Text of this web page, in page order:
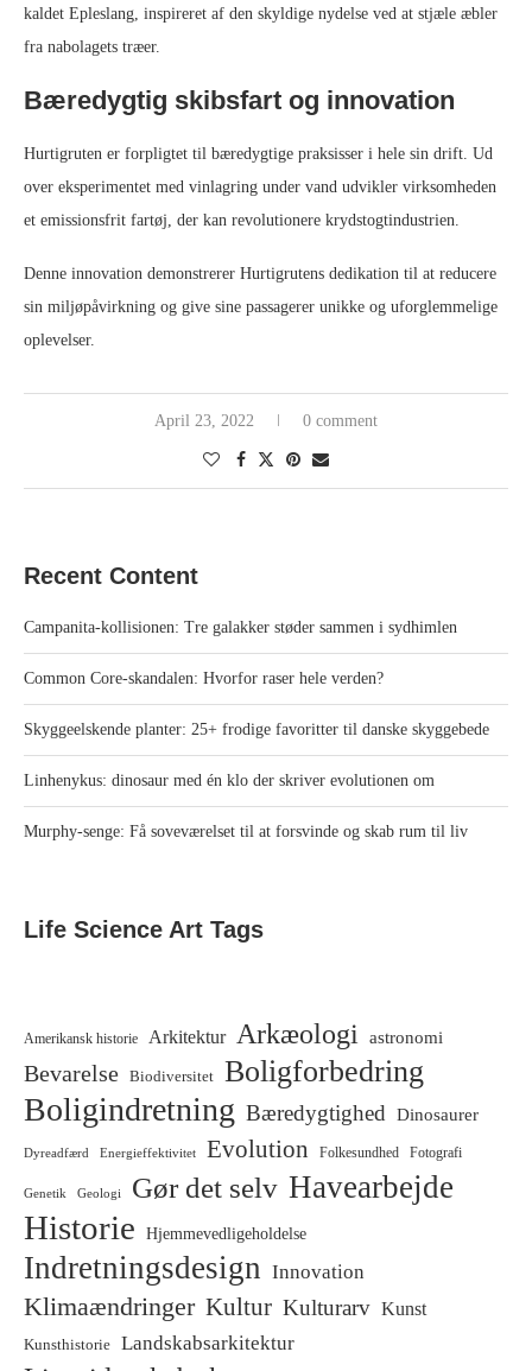
kaldet Epleslang, inspireret af den skyldige nydelse ved at stjæle æbler
fra nabolagets træer.
Bæredygtig skibsfart og innovation
Hurtigruten er forpligtet til bæredygtige praksisser i hele sin drift. Ud
over eksperimentet med vinlagring under vand udvikler virksomheden
et emissionsfrit fartøj, der kan revolutionere krydstogtindustrien.
Denne innovation demonstrerer Hurtigrutens dedikation til at reducere
sin miljøpåvirkning og give sine passagerer unikke og uforglemmelige
oplevelser.
April 23, 2022 0 comment
Recent Content
Campanita-kollisionen: Tre galakker støder sammen i sydhimlen
Common Core-skandalen: Hvorfor raser hele verden?
Skyggeelskende planter: 25+ frodige favoritter til danske skyggebede
Linhenykus: dinosaur med én klo der skriver evolutionen om
Murphy-senge: Få soveværelset til at forsvinde og skab rum til liv
Life Science Art Tags
Amerikansk historie Arkitektur Arkæologi astronomi
Bevarelse Biodiversitet Boligforbedring
Boligindretning Bæredygtighed Dinosaurer
Dyreadfærd Energieffektivitet Evolution Folkesundhed Fotografi
Genetik Geologi Gør det selv Havearbejde
Historie Hjemmevedligeholdelse
Indretningsdesign Innovation
Klimaændringer Kultur Kulturarv Kunst
Kunsthistorie Landskabsarkitektur